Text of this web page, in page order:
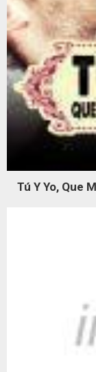
Tú Y Yo, Que